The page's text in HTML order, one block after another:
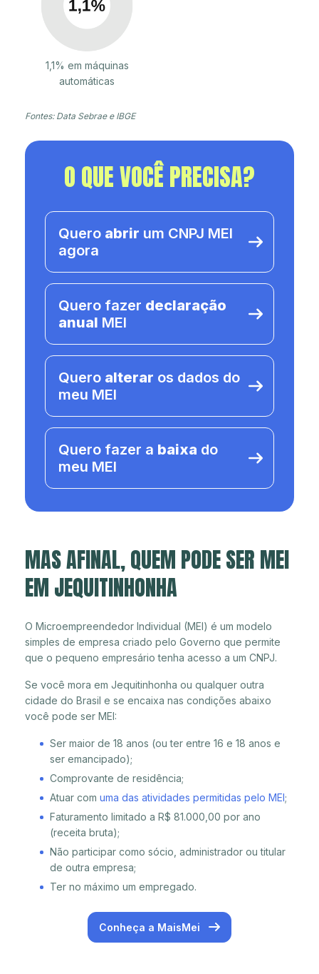
1,1% em máquinas
automáticas
Fontes: Data Sebrae e IBGE
O QUE VOCÊ PRECISA?
Quero abrir um CNPJ MEI
agora
Quero fazer declaração
anual MEI
Quero alterar os dados do
meu MEI
Quero fazer a baixa do
meu MEI
MAS AFINAL, QUEM PODE SER MEI
EM JEQUITINHONHA
O Microempreendedor Individual (MEI) é um modelo
simples de empresa criado pelo Governo que permite
que o pequeno empresário tenha acesso a um CNPJ.
Se você mora em Jequitinhonha ou qualquer outra
cidade do Brasil e se encaixa nas condições abaixo
você pode ser MEI:
Ser maior de 18 anos (ou ter entre 16 e 18 anos e
ser emancipado);
Comprovante de residência;
Atuar com uma das atividades permitidas pelo MEI;
Faturamento limitado a R$ 81.000,00 por ano
(receita bruta);
Não participar como sócio, administrador ou titular
de outra empresa;
Ter no máximo um empregado.
Conheça a MaisMei